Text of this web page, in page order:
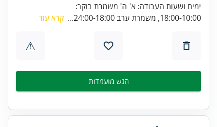
ימים ושעות העבודה: א'-ה' משמרת בוקר:
18:00-10:00, משמרת ערב 24:00-18:00...
קרא עוד
⚠
הגש מועמדות